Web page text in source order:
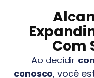
Com
Ao decidir
conosco, você